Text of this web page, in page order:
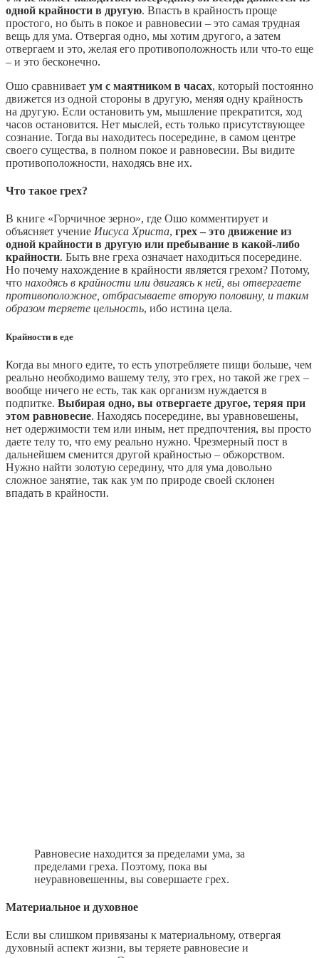
одной крайности в другую. Впасть в крайность проще
простого, но быть в покое и равновесии – это самая трудная
вещь для ума. Отвергая одно, мы хотим другого, а затем
отвергаем и это, желая его противоположность или что-то еще
– и это бесконечно.
Ошо сравнивает ум с маятником в часах, который постоянно
движется из одной стороны в другую, меняя одну крайность
на другую. Если остановить ум, мышление прекратится, ход
часов остановится. Нет мыслей, есть только присутствующее
сознание. Тогда вы находитесь посередине, в самом центре
своего существа, в полном покое и равновесии. Вы видите
противоположности, находясь вне их.
Что такое грех?
В книге «Горчичное зерно», где Ошо комментирует и
объясняет учение Иисуса Христа, грех – это движение из
одной крайности в другую или пребывание в какой-либо
крайности. Быть вне греха означает находиться посередине.
Но почему нахождение в крайности является грехом? Потому,
что находясь в крайности или двигаясь к ней, вы отвергаете
противоположное, отбрасываете вторую половину, и таким
образом теряете цельность, ибо истина цела.
Крайности в еде
Когда вы много едите, то есть употребляете пищи больше, чем
реально необходимо вашему телу, это грех, но такой же грех –
вообще ничего не есть, так как организм нуждается в
подпитке. Выбирая одно, вы отвергаете другое, теряя при
этом равновесие. Находясь посередине, вы уравновешены,
нет одержимости тем или иным, нет предпочтения, вы просто
даете телу то, что ему реально нужно. Чрезмерный пост в
дальнейшем сменится другой крайностью – обжорством.
Нужно найти золотую середину, что для ума довольно
сложное занятие, так как ум по природе своей склонен
впадать в крайности.
Равновесие находится за пределами ума, за
пределами греха. Поэтому, пока вы
неуравновешенны, вы совершаете грех.
Материальное и духовное
Если вы слишком привязаны к материальному, отвергая
духовный аспект жизни, вы теряете равновесие и